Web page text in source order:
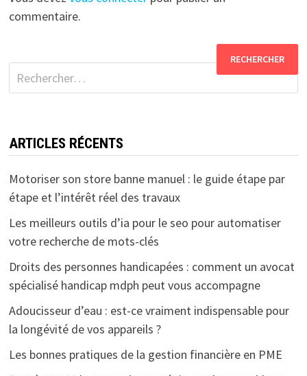
commentaire.
ARTICLES RÉCENTS
Motoriser son store banne manuel : le guide étape par
étape et l’intérêt réel des travaux
Les meilleurs outils d’ia pour le seo pour automatiser
votre recherche de mots-clés
Droits des personnes handicapées : comment un avocat
spécialisé handicap mdph peut vous accompagne
Adoucisseur d’eau : est-ce vraiment indispensable pour
la longévité de vos appareils ?
Les bonnes pratiques de la gestion financière en PME